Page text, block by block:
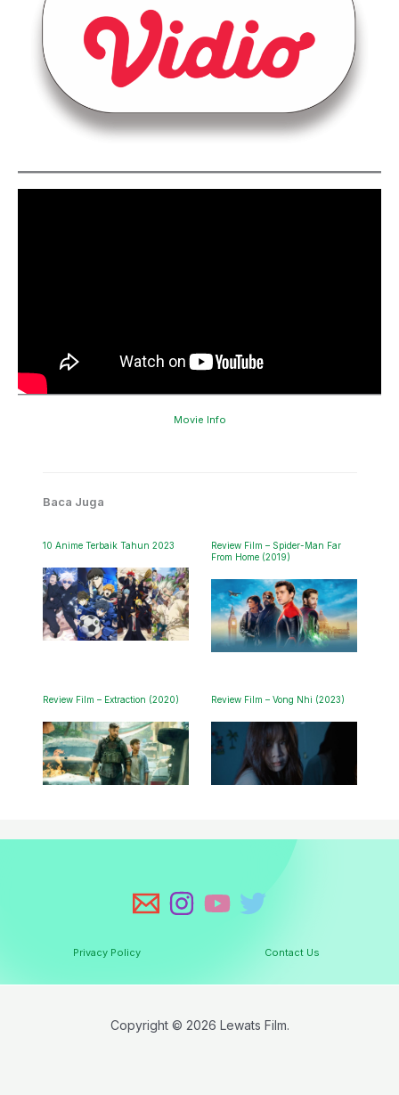
Movie Info
Baca Juga
10 Anime Terbaik Tahun 2023
Review Film – Spider-Man Far
From Home (2019)
Review Film – Extraction (2020) Review Film – Vong Nhi (2023)
Privacy Policy Contact Us
Copyright © 2026 Lewats Film.